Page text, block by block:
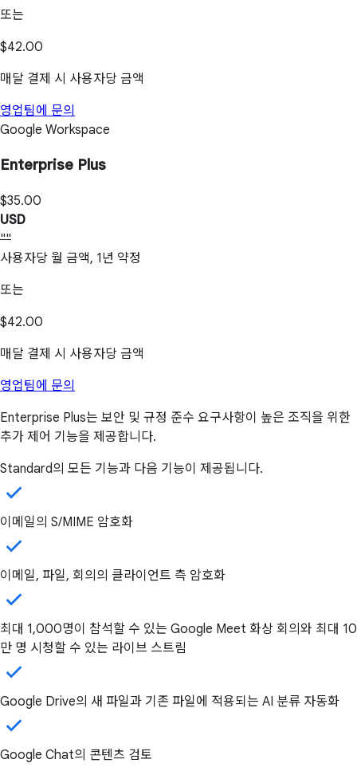
또는
$42.00
매달 결제 시 사용자당 금액
영업팀에 문의
Google Workspace
Enterprise Plus
$35.00
USD
""
사용자당 월 금액, 1년 약정
또는
$42.00
매달 결제 시 사용자당 금액
영업팀에 문의
Enterprise Plus는 보안 및 규정 준수 요구사항이 높은 조직을 위한
추가 제어 기능을 제공합니다.
Standard의 모든 기능과 다음 기능이 제공됩니다.
이메일의 S/MIME 암호화
이메일, 파일, 회의의 클라이언트 측 암호화
최대 1,000명이 참석할 수 있는 Google Meet 화상 회의와 최대 10
만 명 시청할 수 있는 라이브 스트림
Google Drive의 새 파일과 기존 파일에 적용되는 AI 분류 자동화
Google Chat의 콘텐츠 검토